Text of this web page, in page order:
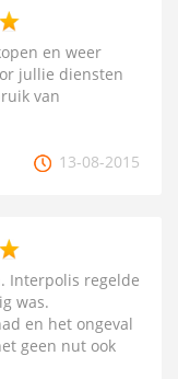
en weer
jullie diensten
van
13-08-2015
Interpolis regelde
was.
en het ongeval
geen nut ook